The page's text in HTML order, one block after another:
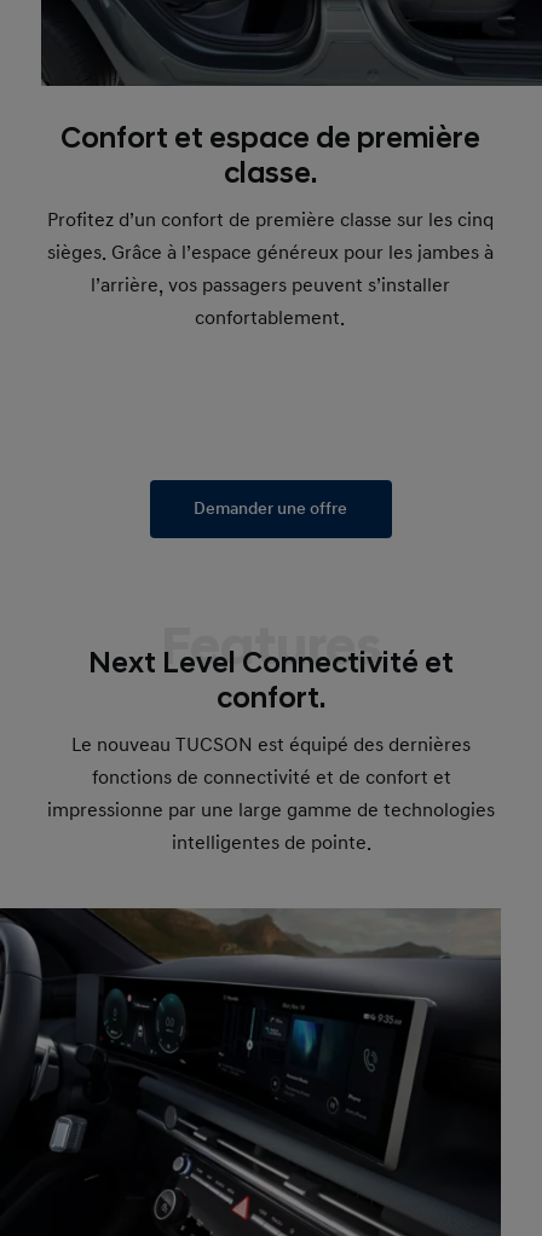
Confort et espace de première
classe.
Profitez d’un confort de première classe sur les cinq
sièges. Grâce à l’espace généreux pour les jambes à
l’arrière, vos passagers peuvent s’installer
confortablement.
Demander une offre
Features
Next Level Connectivité et
confort.
Le nouveau TUCSON est équipé des dernières
fonctions de connectivité et de confort et
impressionne par une large gamme de technologies
intelligentes de pointe.